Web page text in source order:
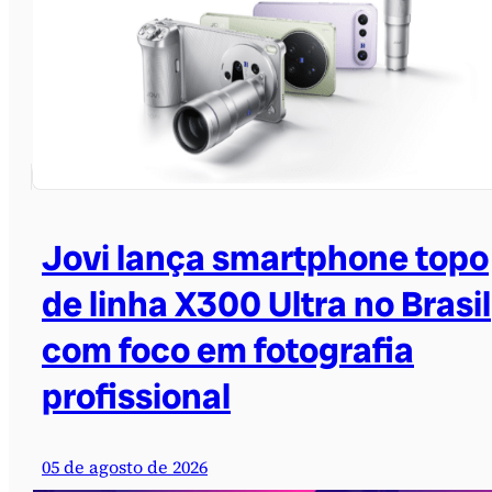
Jovi lança smartphone topo
de linha X300 Ultra no Brasil
com foco em fotografia
profissional
05 de agosto de 2026